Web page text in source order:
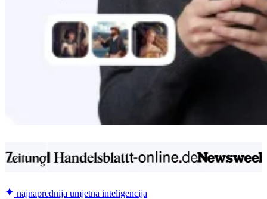
najnaprednija umjetna inteligencija